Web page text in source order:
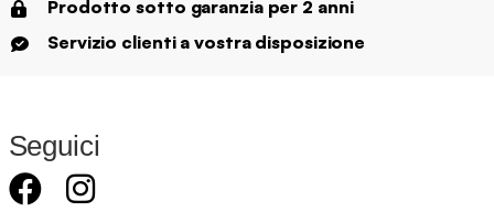
Prodotto sotto garanzia per 2 anni
Servizio clienti a vostra disposizione
Seguici